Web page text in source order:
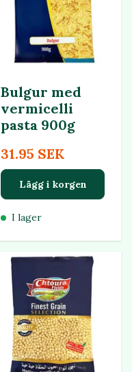
Bulgur med
vermicelli
pasta 900g
31.95 SEK
Lägg i korgen
I lager